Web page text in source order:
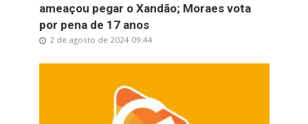
ameaçou pegar o Xandão; Moraes vota
por pena de 17 anos
2 de agosto de 2024 09:44